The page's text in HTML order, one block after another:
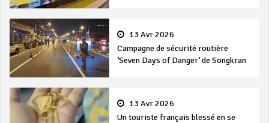
13 Avr 2026
Campagne de sécurité routière
‘Seven Days of Danger’ de Songkran
13 Avr 2026
Un touriste français blessé en se